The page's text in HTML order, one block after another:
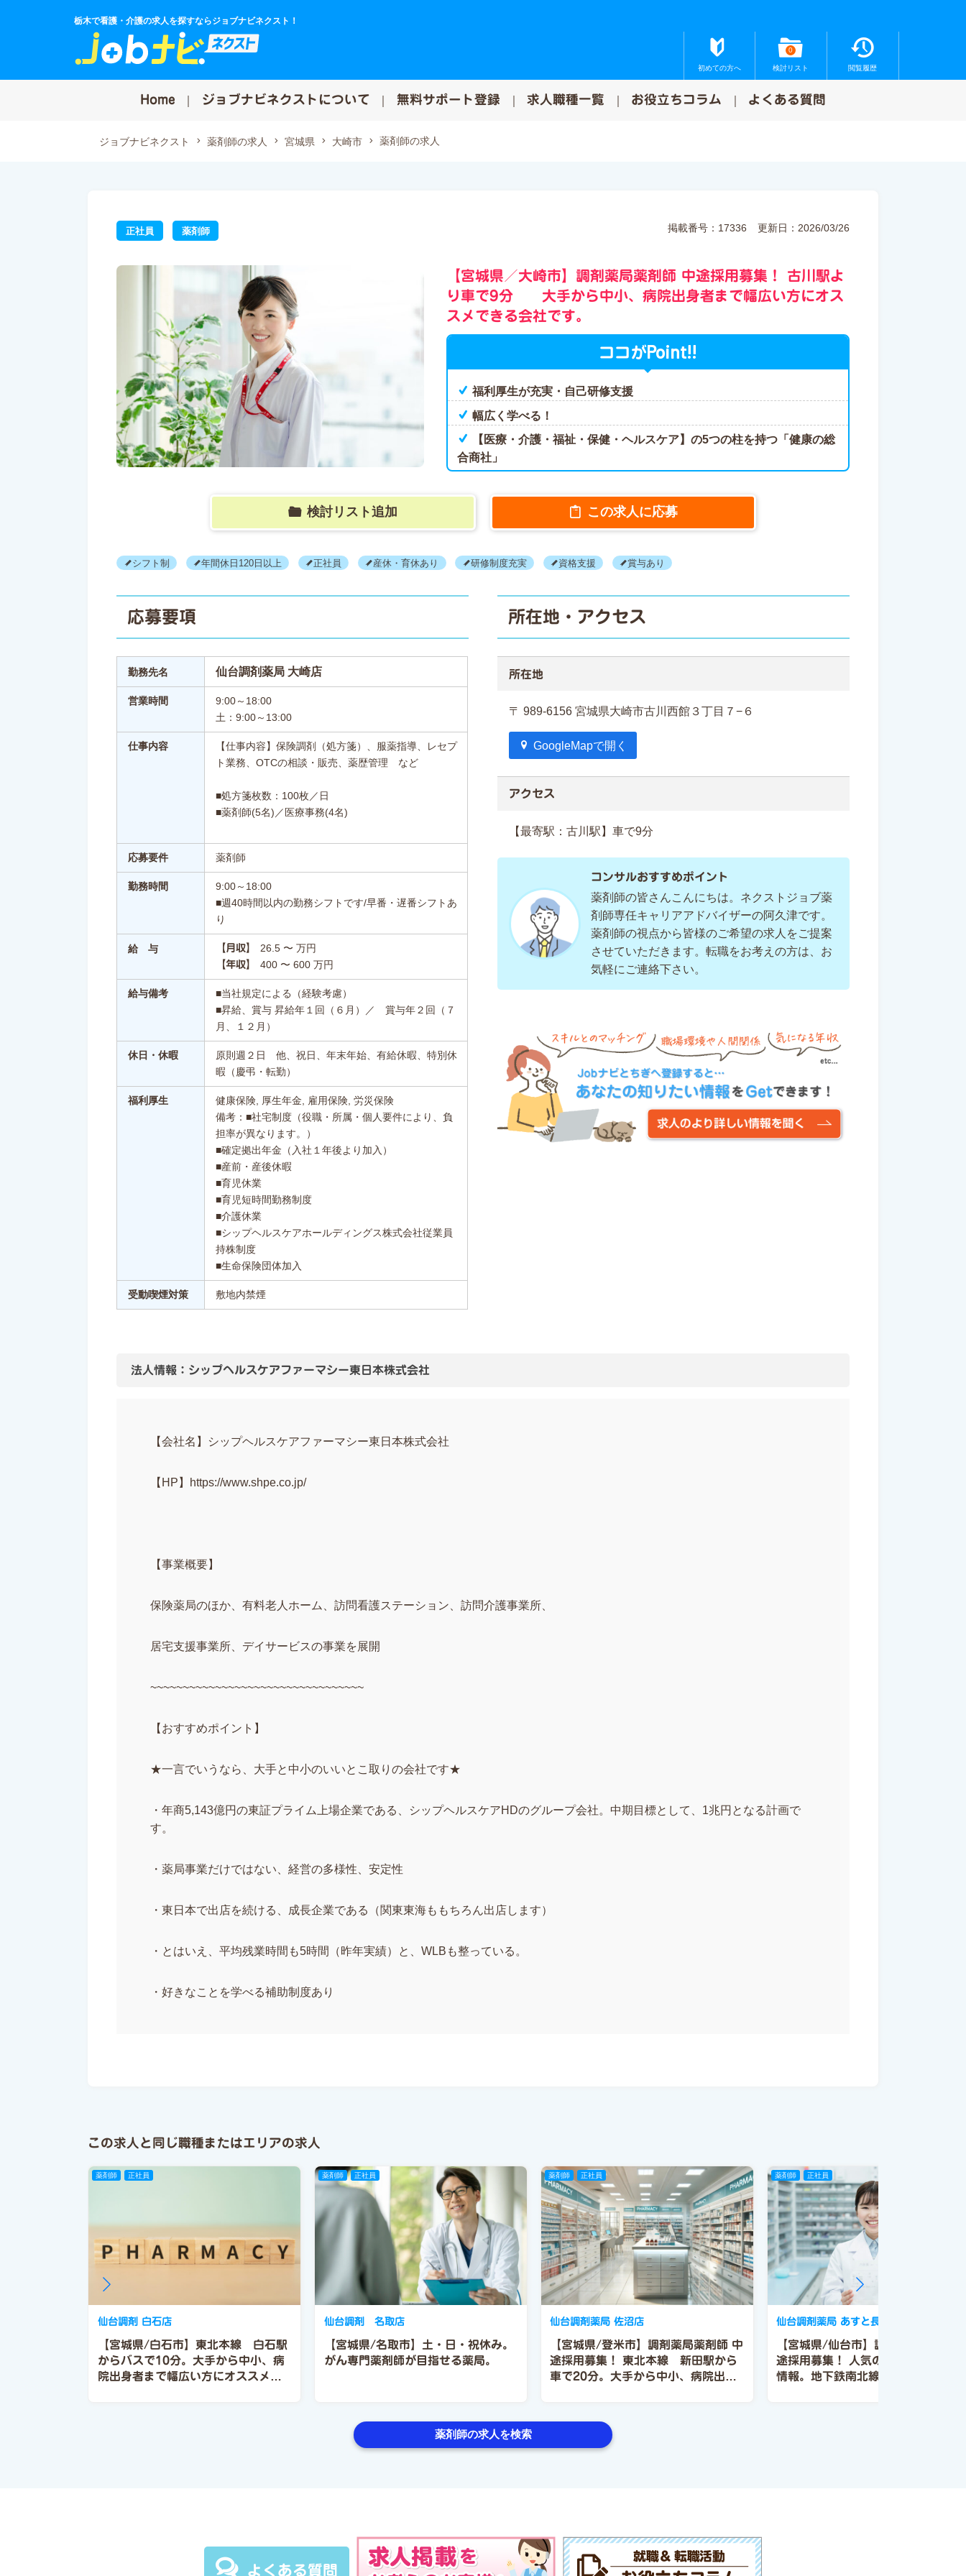
栃木で看護・介護の求人を探すならジョブナビネクスト！
初めての方へ
0
検討リスト 閲覧履歴
Home ジョブナビネクストについて 無料サポート登録 求人職種一覧 お役立ちコラム よくある質問
ジョブナビネクスト 薬剤師の求人 宮城県 大崎市 薬剤師の求人
掲載番号：17336 更新日：2026/03/26
正社員 薬剤師
【宮城県／大崎市】調剤薬局薬剤師 中途採用募集！
古川駅よ
り車で9分 大手から中小、病院出身者まで幅広い方にオス
スメできる会社です。
ココがPoint!!
福利厚生が充実・自己研修支援
幅広く学べる！
【医療・介護・福祉・保健・ヘルスケア】の5つの柱を持つ「健康の総
合商社」
検討リスト追加 この求人に応募
シフト制 年間休日120日以上 正社員 産休・育休あり 研修制度充実 資格支援 賞与あり
応募要項
勤務先名 仙台調剤薬局 大崎店
営業時間
9:00～18:00
土：9:00～13:00
仕事内容
【仕事内容】保険調剤（処方箋）、服薬指導、レセプ
ト業務、OTCの相談・販売、薬歴管理 など
■処方箋枚数：100枚／日
■薬剤師(5名)／医療事務(4名)
応募要件 薬剤師
勤務時間
9:00～18:00
■週40時間以内の勤務シフトです/早番・遅番シフトあ
り
給 与 【月収】 26.5 〜 万円
【年収】 400 〜 600 万円
給与備考
■当社規定による（経験考慮）
■昇給、賞与 昇給年１回（６月）／ 賞与年２回（７
月、１２月）
休日・休暇
原則週２日 他、祝日、年末年始、有給休暇、特別休
暇（慶弔・転勤）
福利厚生
健康保険, 厚生年金, 雇用保険, 労災保険
備考：■社宅制度（役職・所属・個人要件により、負
担率が異なります。）
■確定拠出年金（入社１年後より加入）
■産前・産後休暇
■育児休業
■育児短時間勤務制度
■介護休業
■シップヘルスケアホールディングス株式会社従業員
持株制度
■生命保険団体加入
受動喫煙対策 敷地内禁煙
所在地・アクセス
所在地
〒 989-6156 宮城県大崎市古川西館３丁目７−６
GoogleMapで開く
アクセス
【最寄駅：古川駅】車で9分
コンサルおすすめポイント
薬剤師の皆さんこんにちは。ネクストジョブ薬
剤師専任キャリアアドバイザーの阿久津です。
薬剤師の視点から皆様のご希望の求人をご提案
させていただきます。転職をお考えの方は、お
気軽にご連絡下さい。
法人情報：シップヘルスケアファーマシー東日本株式会社
【会社名】シップヘルスケアファーマシー東日本株式会社
【HP】https://www.shpe.co.jp/
【事業概要】
保険薬局のほか、有料老人ホーム、訪問看護ステーション、訪問介護事業所、
居宅支援事業所、デイサービスの事業を展開
~~~~~~~~~~~~~~~~~~~~~~~~~~~~~~~~~
【おすすめポイント】
★一言でいうなら、大手と中小のいいとこ取りの会社です★
・年商5,143億円の東証プライム上場企業である、シップヘルスケアHDのグループ会社。中期目標として、1兆円となる計画で
す。
・薬局事業だけではない、経営の多様性、安定性
・東日本で出店を続ける、成長企業である（関東東海ももちろん出店します）
・とはいえ、平均残業時間も5時間（昨年実績）と、WLBも整っている。
・好きなことを学べる補助制度あり
この求人と同じ職種またはエリアの求人
薬剤師 正社員
【宮城県/白石市】東北本線 白石駅
からバスで10分。大手から中小、病
院出身者まで幅広い方にオススメで
仙台調剤 白石店
薬剤師 正社員
【宮城県/名取市】土・日・祝休み。
がん専門薬剤師が目指せる薬局。
仙台調剤 名取店
薬剤師 正社員
【宮城県/登米市】調剤薬局薬剤師 中
途採用募集！
東北本線 新田駅から
車で20分。大手から中小、病院出身
仙台調剤薬局 佐沼店
薬剤師 正社員
【宮城県/仙台市】調剤薬局薬剤師
途採用募集！
人気の仙台市内の求人
情報。地下鉄南北線 長町駅から徒
仙台調剤薬局 あすと長町店
薬剤師の求人を検索
よくある質問